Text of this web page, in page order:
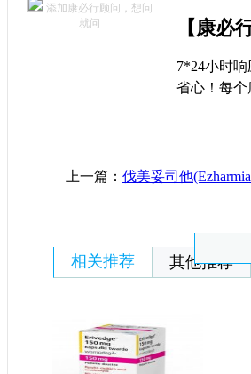
添加康必行顾问，想问
就问
【康必
7*24小时
省心！每个
上一篇： 伐美妥司他(Ezharmia/Valemetostat)为血
相关推荐 其他推荐